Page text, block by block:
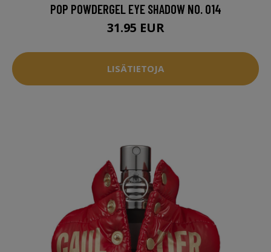
POP POWDERGEL EYE SHADOW NO. 014
31.95 EUR
LISÄTIETOJA